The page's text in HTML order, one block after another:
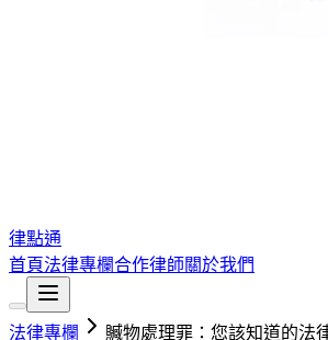
律點通
首頁法律專欄合作律師關於我們
法律專欄
贓物處理罪：您該知道的法